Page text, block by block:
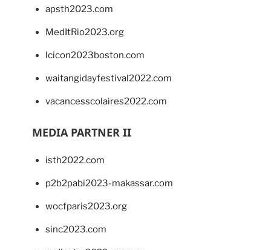
apsth2023.com
MedItRio2023.org
lcicon2023boston.com
waitangidayfestival2022.com
vacancesscolaires2022.com
MEDIA PARTNER II
isth2022.com
p2b2pabi2023-makassar.com
wocfparis2023.org
sinc2023.com